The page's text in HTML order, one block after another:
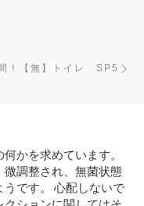
！【無】トイレ SP5
かを求めています。
調整され、無菌状態
です。 心配しないで